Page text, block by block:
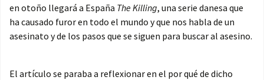
en otoño llegará a España The Killing, una serie danesa que
ha causado furor en todo el mundo y que nos habla de un
asesinato y de los pasos que se siguen para buscar al asesino.
El artículo se paraba a reflexionar en el por qué de dicho